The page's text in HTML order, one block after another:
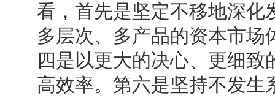
看，首先是坚定不移地深化
多层次、多产品的资本市
四是以更大的决心、更细
高效率。第六是坚持不发生